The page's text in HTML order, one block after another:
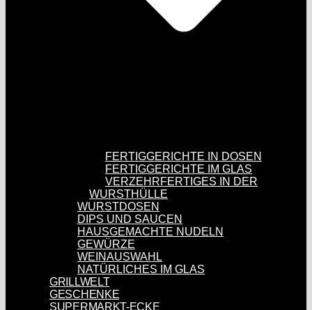
FERTIGGERICHTE IN DOSEN
FERTIGGERICHTE IM GLAS
VERZEHRFERTIGES IN DER
WURSTHÜLLE
WURSTDOSEN
DIPS UND SAUCEN
HAUSGEMACHTE NUDELN
GEWÜRZE
WEINAUSWAHL
NATÜRLICHES IM GLAS
GRILLWELT
GESCHENKE
SUPERMARKT-ECKE